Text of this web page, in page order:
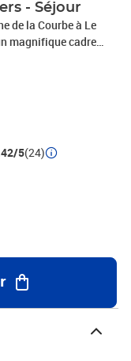
- Séjour
de la Courbe à Le
magnifique cadre
lors d’une
apprécierez
à la décoration
en fin de journée,
comprenant piscine,
une merveilleuse et
petit-déjeuner
Cette échappée est
détente.2 jours en
5(24)